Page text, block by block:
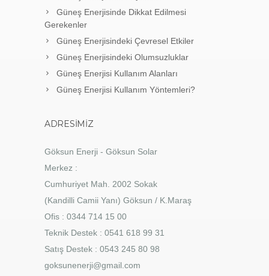
Güneş Enerjisinde Dikkat Edilmesi
Gerekenler
Güneş Enerjisindeki Çevresel Etkiler
Güneş Enerjisindeki Olumsuzluklar
Güneş Enerjisi Kullanım Alanları
Güneş Enerjisi Kullanım Yöntemleri?
ADRESIMIZ
Göksun Enerji - Göksun Solar
Merkez :
Cumhuriyet Mah. 2002 Sokak
(Kandilli Camii Yanı) Göksun / K.Maraş
Ofis : 0344 714 15 00
Teknik Destek : 0541 618 99 31
Satış Destek : 0543 245 80 98
goksunenerji@gmail.com